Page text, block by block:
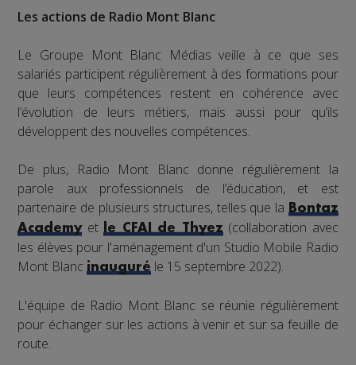
Les actions de Radio Mont Blanc
Le Groupe Mont Blanc Médias veille à ce que ses
salariés participent régulièrement à des formations pour
que leurs compétences restent en cohérence avec
l’évolution de leurs métiers, mais aussi pour qu’ils
développent des nouvelles compétences.
De plus, Radio Mont Blanc donne régulièrement la
parole aux professionnels de l’éducation, et est
partenaire de plusieurs structures, telles que la Bontaz
Academyetle CFAI de Thyez(collaboration avec
les élèves pour l'aménagement d'un Studio Mobile Radio
Mont Blancinauguré le 15 septembre 2022).
L'équipe de Radio Mont Blanc se réunie régulièrement
pour échanger sur les actions à venir et sur sa feuille de
route.